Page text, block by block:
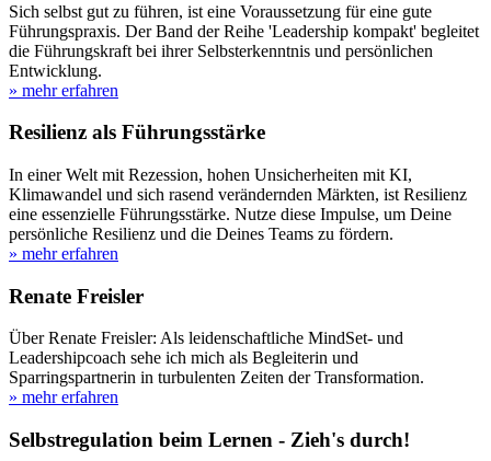
Sich selbst gut zu führen, ist eine Voraussetzung für eine gute
Führungspraxis. Der Band der Reihe 'Leadership kompakt' begleitet
die Führungskraft bei ihrer Selbsterkenntnis und persönlichen
Entwicklung.
» mehr erfahren
Resilienz als Führungsstärke
In einer Welt mit Rezession, hohen Unsicherheiten mit KI,
Klimawandel und sich rasend verändernden Märkten, ist Resilienz
eine essenzielle Führungsstärke. Nutze diese Impulse, um Deine
persönliche Resilienz und die Deines Teams zu fördern.
» mehr erfahren
Renate Freisler
Über Renate Freisler: Als leidenschaftliche MindSet- und
Leadershipcoach sehe ich mich als Begleiterin und
Sparringspartnerin in turbulenten Zeiten der Transformation.
» mehr erfahren
Selbstregulation beim Lernen - Zieh's durch!